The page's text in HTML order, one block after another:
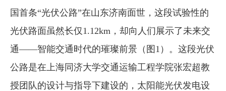
国首条“光伏公路”在山东济南面世，这段试验性的
光伏路面虽然长仅1.12km，却向人们展示了未来交
通——智能交通时代的璀璨前景（图1）。这段光伏
公路是在上海同济大学交通运输工程学院张宏超教
授团队的设计与指导下建设的，太阳能光伏发电设